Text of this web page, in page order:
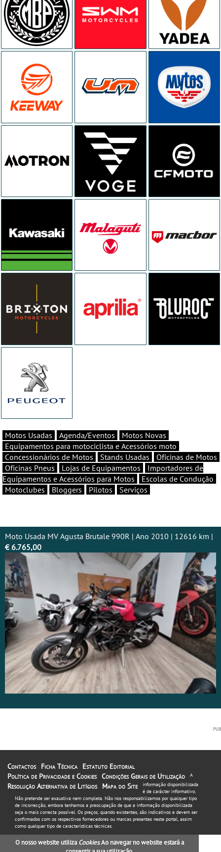
Motos Usadas Agenda/Eventos
Motos Novas
Equipamentos para motociclista e Acessórios moto
Concessionários de Motos
Stands Usadas
Oficinas de Motos
Oficinas Pneus
Lojas de Equipamentos
Importadores de
Equipamentos e Acessórios para Motos
Escolas de Condução
Motoclubes
Bloggers Pilotos Serviços
Moto Usada MV Agusta Brutale 990R | Ano 2010 | 12616 km |
€ 6.765,00
Contactos Ficha Técnica
Estatuto Editorial
Política de Privacidade e Cookies Condições Gerais de Utilização
Resolução Alternativa de Litígios
Mapa do Site
A
informação disponibilizada
é de carácter informativo.
Não pretende ser exaustiva nem completa. Não nos responsabilizamos por qualquer tipo
de incorrecção, embora tenhamos a preocupação de que a informação disponibilizada
seja o mais correcta possível. Os preços, quando existentes, são indicativos e devem ser
confirmados com os respectivos fornecedores ou marcas presentes neste portal, assim
como qualquer tipo de características técnicas.
O nosso website utiliza Cookies. Ao navegar no website estará a